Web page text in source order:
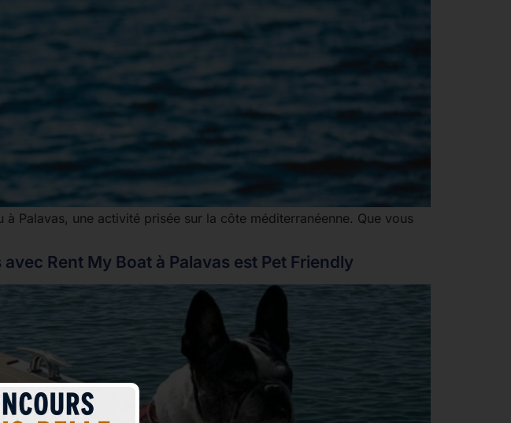
Palavas, une activité prisée sur la côte méditerranéenne. Que vous
Rent My Boat à Palavas est Pet Friendly